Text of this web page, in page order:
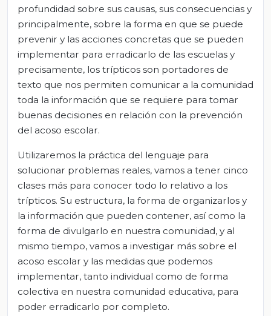
profundidad sobre sus causas, sus consecuencias y
principalmente, sobre la forma en que se puede
prevenir y las acciones concretas que se pueden
implementar para erradicarlo de las escuelas y
precisamente, los trípticos son portadores de
texto que nos permiten comunicar a la comunidad
toda la información que se requiere para tomar
buenas decisiones en relación con la prevención
del acoso escolar.
Utilizaremos la práctica del lenguaje para
solucionar problemas reales, vamos a tener cinco
clases más para conocer todo lo relativo a los
trípticos. Su estructura, la forma de organizarlos y
la información que pueden contener, así como la
forma de divulgarlo en nuestra comunidad, y al
mismo tiempo, vamos a investigar más sobre el
acoso escolar y las medidas que podemos
implementar, tanto individual como de forma
colectiva en nuestra comunidad educativa, para
poder erradicarlo por completo.